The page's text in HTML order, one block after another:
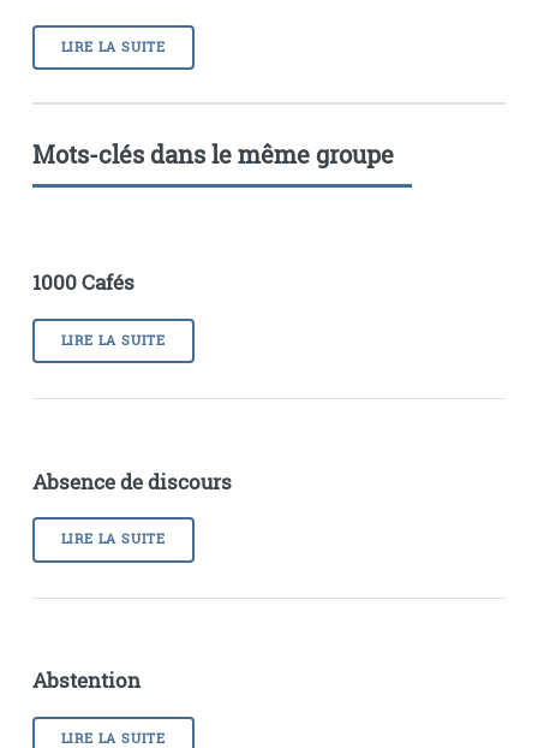
LIRE LA SUITE
Mots-clés dans le même groupe
1000 Cafés
LIRE LA SUITE
Absence de discours
LIRE LA SUITE
Abstention
LIRE LA SUITE